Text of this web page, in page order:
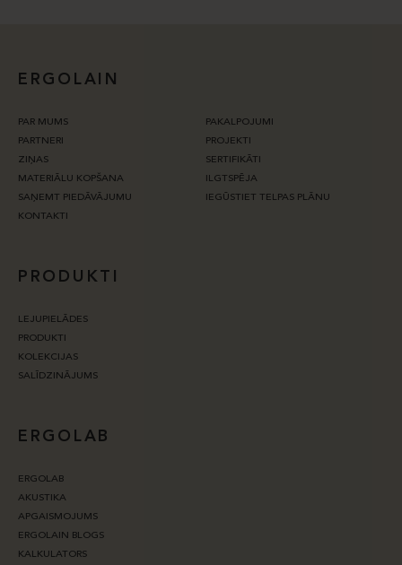
ERGOLAIN
PAR MUMS
PAKALPOJUMI
PARTNERI
PROJEKTI
ZIŅAS
SERTIFIKĀTI
MATERIĀLU KOPŠANA
ILGTSPĒJA
SAŅEMT PIEDĀVĀJUMU
IEGŪSTIET TELPAS PLĀNU
KONTAKTI
PRODUKTI
LEJUPIELĀDES
PRODUKTI
KOLEKCIJAS
SALĪDZINĀJUMS
ERGOLAB
ERGOLAB
AKUSTIKA
APGAISMOJUMS
ERGOLAIN BLOGS
KALKULATORS